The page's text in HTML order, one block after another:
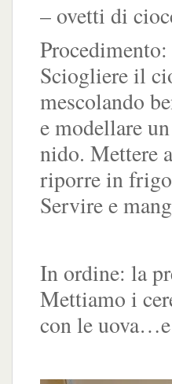
– ovetti di
Procedimento:
Sciogliere il
mescolando
e modellare
nido. Mettere
riporre in
Servire e
In ordine: la
Mettiamo i
con le